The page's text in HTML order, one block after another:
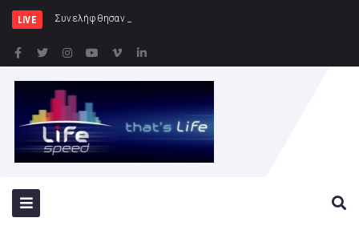
LIVE Συνελήφθησαν 2 άτομα για διάρρηξη